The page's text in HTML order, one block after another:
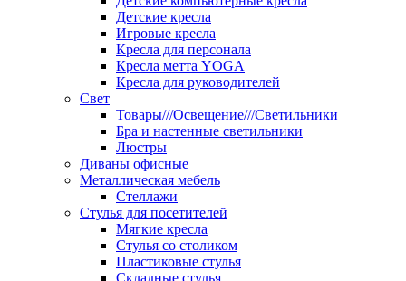
Детские кресла
Игровые кресла
Кресла для персонала
Кресла метта YOGA
Кресла для руководителей
Свет
Товары///Освещение///Светильники
Бра и настенные светильники
Люстры
Диваны офисные
Металлическая мебель
Стеллажи
Стулья для посетителей
Мягкие кресла
Стулья со столиком
Пластиковые стулья
Складные стулья